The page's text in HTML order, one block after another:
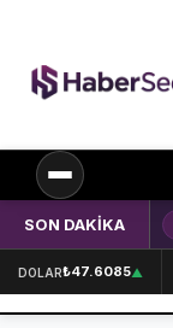
SPOR
SPOR HABERLERİ
SON DAKİKA
DOLAR₺47.6085▲